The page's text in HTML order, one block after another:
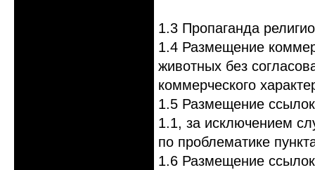
1.3 Пропаганда
1.4 Размещение
животных без
коммерческого
1.5 Размещение
1.1, за исключением
по проблематике
1.6 Размещение